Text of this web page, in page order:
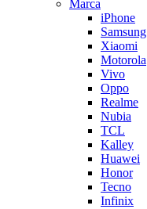
Marca
iPhone
Samsung
Xiaomi
Motorola
Vivo
Oppo
Realme
Nubia
TCL
Kalley
Huawei
Honor
Tecno
Infinix